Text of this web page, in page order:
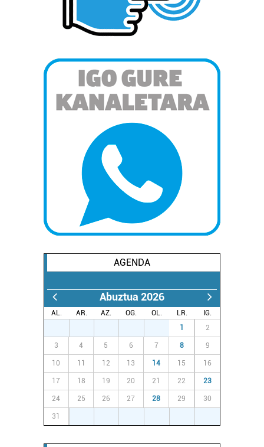
AGENDA
Abuztua 2026
AL. AR. AZ. OG. OL. LR.
IG.
1 2
3 4 5 6 7 8 9
10 11 12 13 14 15 16
17 18 19 20 21 22 23
24 25 26 27 28 29 30
31